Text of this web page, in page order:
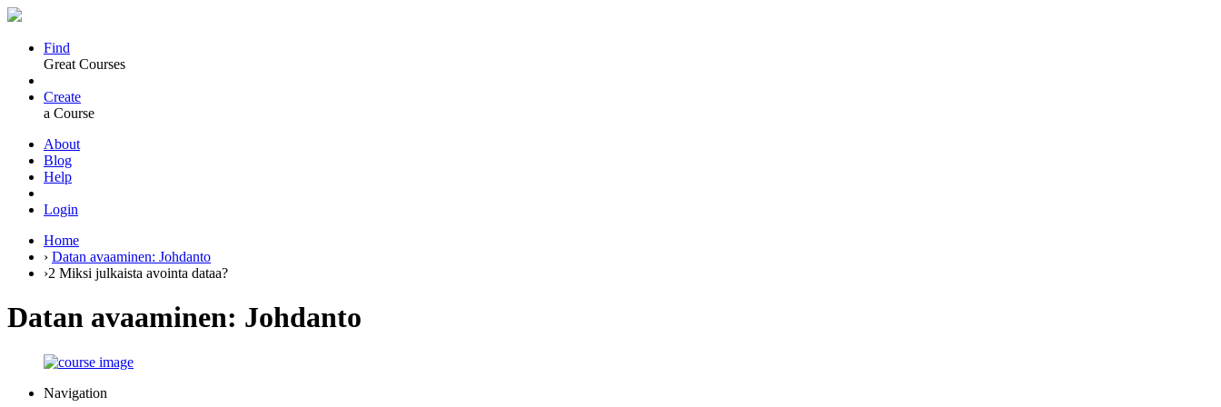
Find
Great Courses
Create
a Course
About
Blog
Help
Login
Home
› Datan avaaminen: Johdanto
›2 Miksi julkaista avointa dataa?
Datan avaaminen: Johdanto
Navigation